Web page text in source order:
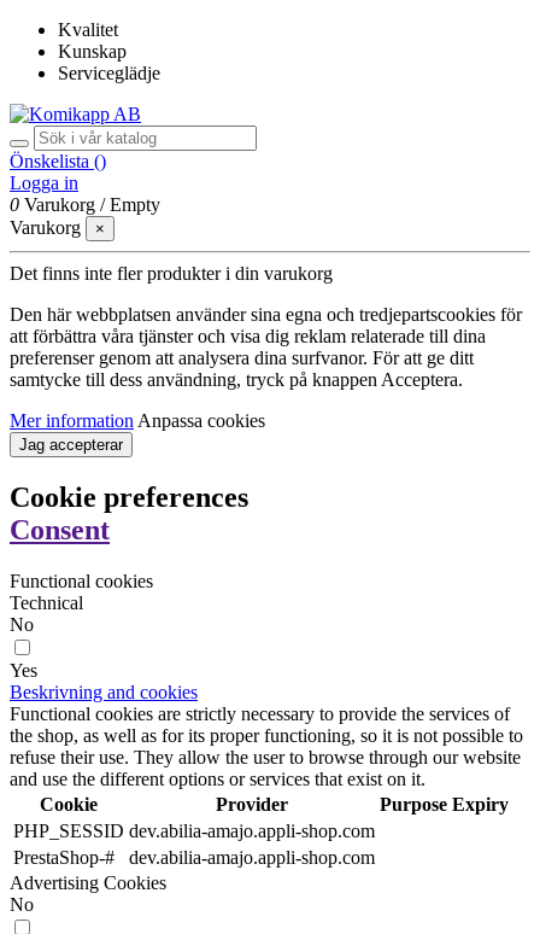
Kvalitet
Kunskap
Serviceglädje
Önskelista ()
Logga in
0 Varukorg /Empty
Varukorg
×
Det finns inte fler produkter i din varukorg
Den här webbplatsen använder sina egna och tredjepartscookies för
att förbättra våra tjänster och visa dig reklam relaterade till dina
preferenser genom att analysera dina surfvanor. För att ge ditt
samtycke till dess användning, tryck på knappen Acceptera.
Mer information Anpassa cookies
Jag accepterar
Cookie preferences
Consent
Functional cookies
Technical
No
Yes
Beskrivning and cookies
Functional cookies are strictly necessary to provide the services of
the shop, as well as for its proper functioning, so it is not possible to
refuse their use. They allow the user to browse through our website
and use the different options or services that exist on it.
Cookie
Provider Purpose Expiry
PHP_SESSID dev.abilia-amajo.appli-shop.com
PrestaShop-#
dev.abilia-amajo.appli-shop.com
Advertising Cookies
No